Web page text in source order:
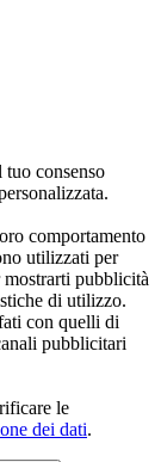
consenso
comportamento
utilizzati per
pubblicità
di utilizzo.
con quelli di
pubblicitari
le
dei dati.